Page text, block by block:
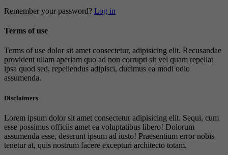
Remember your password? Log in
Terms of use
Terms of use dolor sit amet consectetur, adipisicing elit. Recusandae
provident ullam aperiam quo ad non corrupti sit vel quam repellat
ipsa quod sed, repellendus adipisci, ducimus ea modi odio
assumenda.
Disclaimers
Lorem ipsum dolor sit amet consectetur adipisicing elit. Sequi, cum
esse possimus officiis amet ea voluptatibus libero! Dolorum
assumenda esse, deserunt ipsum ad iusto! Praesentium error nobis
tenetur at, quis nostrum facere excepturi architecto totam.